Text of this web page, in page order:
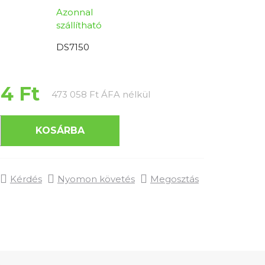
Azonnal
szállítható
DS7150
Ft 473 058 Ft ÁFA nélkülEgységár:
KOSÁRBA
Kérdés Nyomon követés Megosztás